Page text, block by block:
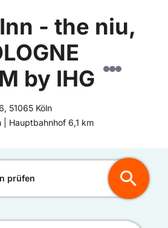
- the niu,
by IHG
51065 Köln
| Entfernung
Hauptbahnhof 6,1 km
prüfen